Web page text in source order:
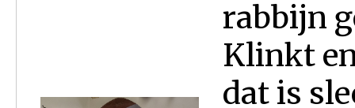
rabbijn
Klinkt
dat is